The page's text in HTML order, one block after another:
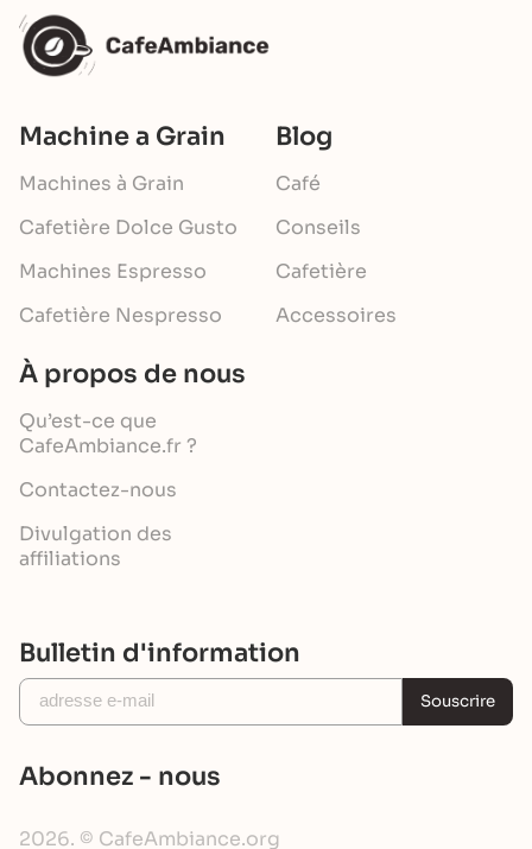
Bulletin d'information
Souscrire
Abonnez - nous
2026. © CafeAmbiance.org
Machine a Grain
Machines à Grain
Cafetière Dolce Gusto
Machines Espresso
Cafetière Nespresso
Blog
Café
Conseils
Cafetière
Accessoires
À propos de nous
Qu’est-ce que
CafeAmbiance.fr ?
Contactez-nous
Divulgation des
affiliations